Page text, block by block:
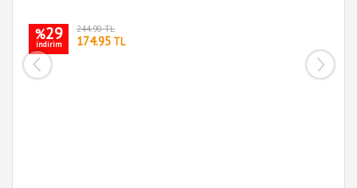
%29
indirim
244.90 TL
174.95 TL